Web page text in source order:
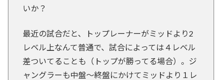
いか？
最近の試合だと、トップレーナーがミッドより2
レベル上なんて普通で、試合によっては４レベル
差ついてることも（トップが勝ってる場合）。ジ
ャングラーも中盤〜終盤にかけてミッドより１レ